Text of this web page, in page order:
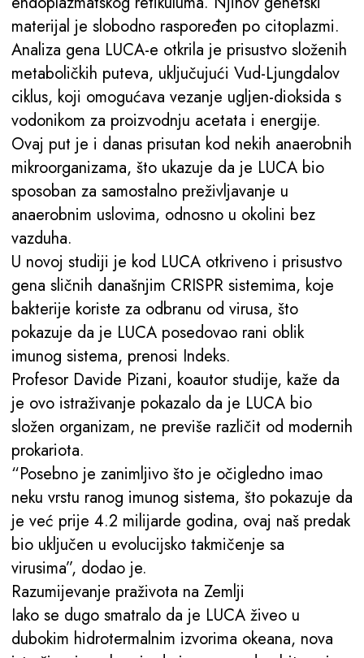
materijal je slobodno raspoređen po citoplazmi.
Analiza gena LUCA-e otkrila je prisustvo složenih
metaboličkih puteva, uključujući Vud-Ljungdalov
ciklus, koji omogućava vezanje ugljen-dioksida s
vodonikom za proizvodnju acetata i energije.
Ovaj put je i danas prisutan kod nekih anaerobnih
mikroorganizama, što ukazuje da je LUCA bio
sposoban za samostalno preživljavanje u
anaerobnim uslovima, odnosno u okolini bez
vazduha.
U novoj studiji je kod LUCA otkriveno i prisustvo
gena sličnih današnjim CRISPR sistemima, koje
bakterije koriste za odbranu od virusa, što
pokazuje da je LUCA posedovao rani oblik
imunog sistema, prenosi Indeks.
Profesor Davide Pizani, koautor studije, kaže da
je ovo istraživanje pokazalo da je LUCA bio
složen organizam, ne previše različit od modernih
prokariota.
“Posebno je zanimljivo što je očigledno imao
neku vrstu ranog imunog sistema, što pokazuje da
je već prije 4.2 milijarde godina, ovaj naš predak
bio uključen u evolucijsko takmičenje sa
virusima”, dodao je.
Razumijevanje praživota na Zemlji
Iako se dugo smatralo da je LUCA živeo u
dubokim hidrotermalnim izvorima okeana, nova